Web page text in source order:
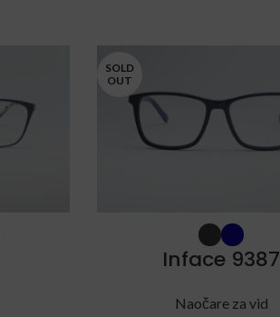
SOLD
OUT
Inface 9387
Naočare za vid